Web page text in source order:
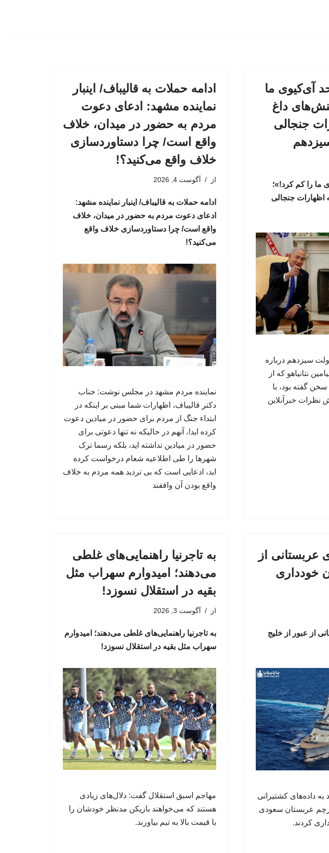
آی‌کیوی ما
داغ
جنجالی
ما را کم کرد!»؛
اظهارات جنجالی
سیزدهم درباره
نتانیاهو که از
گفته بود، با
نظرات خبرآنلاین
ادامه حملات به قالیباف/ اینبار
نماینده مشهد: ادعای دعوت
مردم به حضور در میدان، خلاف
واقع است/ چرا دستاوردسازی
خلاف واقع می‌کنید؟!
از آگوست 4, 2026
ادامه حملات به قالیباف/ اینبار نماینده مشهد:
ادعای دعوت مردم به حضور در میدان، خلاف
واقع است/ چرا دستاوردسازی خلاف واقع
می‌کنید؟!
نماینده مردم مشهد در مجلس نوشت: جناب
دکتر قالیباف، اظهارات شما مبنی بر اینکه در
ابتداء جنگ از مردم برای حضور در میادین دعوت
کرده اید!، آنهم در حالیکه نه تنها دعوتی برای
حضور در میادین نداشته اید، بلکه رسما ترک
شهرها را طی اطلاعیه شعام درخواست کرده
اید، ادعایی است که بی تردید همه مردم به خلاف
واقع بودن آن واقفند
عربستانی از
خودداری
از عبور از خلیج
به داده‌های کشتیرانی
عربستان سعودی
کردند.
به تاجرنیا راهنمایی‌های غلطی
می‌دهند؛ امیدوارم سهراب مثل
بقیه در استقلال نسوزد!
از آگوست 3, 2026
به تاجرنیا راهنمایی‌های غلطی می‌دهند؛ امیدوارم
سهراب مثل بقیه در استقلال نسوزد!
مهاجم اسبق استقلال گفت: دلال‌های زیادی
هستند که می‌خواهند بازیکن مدنظر خودشان را
با قیمت بالا به تیم بیاورند.